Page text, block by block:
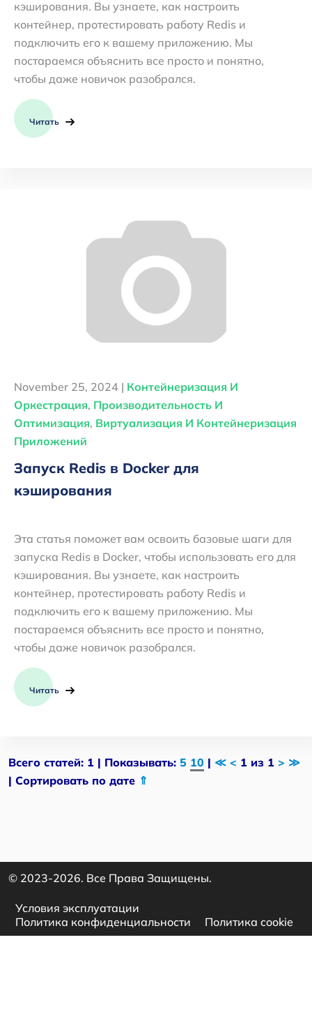
кэширования. Вы узнаете, как настроить
контейнер, протестировать работу Redis и
подключить его к вашему приложению. Мы
постараемся объяснить все просто и понятно,
чтобы даже новичок разобрался.
Читать
November 25, 2024 | Контейнеризация И
Оркестрация, Производительность И
Оптимизация, Виртуализация И Контейнеризация
Приложений
Запуск Redis в Docker для
кэширования
Эта статья поможет вам освоить базовые шаги для
запуска Redis в Docker, чтобы использовать его для
кэширования. Вы узнаете, как настроить
контейнер, протестировать работу Redis и
подключить его к вашему приложению. Мы
постараемся объяснить все просто и понятно,
чтобы даже новичок разобрался.
Читать
Всего статей: 1 | Показывать: 5 10 | ≪ < 1 из 1 > ≫
| Сортировать по дате ⇑
© 2023-2026. Все Права Защищены.
Условия эксплуатации
Политика конфиденциальности
Политика cookie